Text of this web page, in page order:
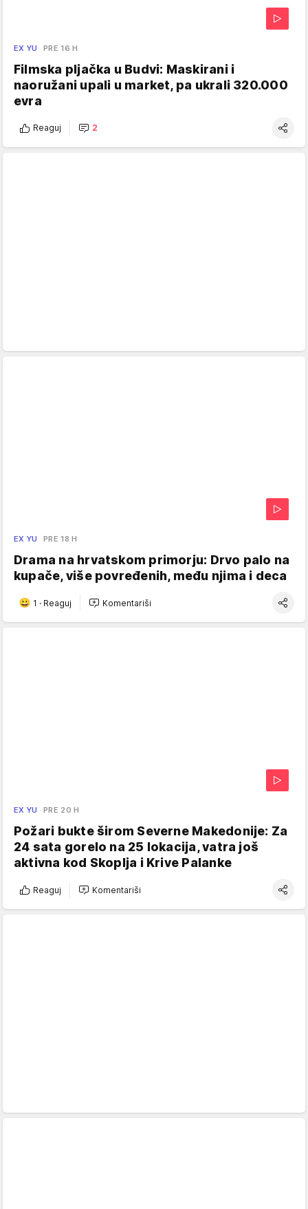
EX YU PRE 16 H
Filmska pljačka u Budvi: Maskirani i
naoružani upali u market, pa ukrali 320.000
evra
Reaguj 2
EX YU PRE 18 H
Drama na hrvatskom primorju: Drvo palo na
kupače, više povređenih, među njima i deca
1 · Reaguj Komentariši
EX YU PRE 20 H
Požari bukte širom Severne Makedonije: Za
24 sata gorelo na 25 lokacija, vatra još
aktivna kod Skoplja i Krive Palanke
Reaguj Komentariši